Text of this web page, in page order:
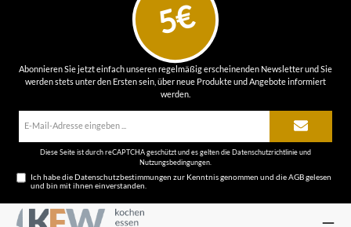
5€
Abonnieren Sie jetzt einfach unseren regelmäßig erscheinenden Newsletter und Sie
werden stets unter den Ersten sein, über neue Produkte und Angebote informiert
werden.
Diese Seite ist durch reCAPTCHA geschützt und es gelten die Datenschutzrichtlinieund
Nutzungsbedingungen.
Ich habe dieDatenschutzbestimmungen zur Kenntnis genommen und dieAGBgelesen
und bin mit ihnen einverstanden.